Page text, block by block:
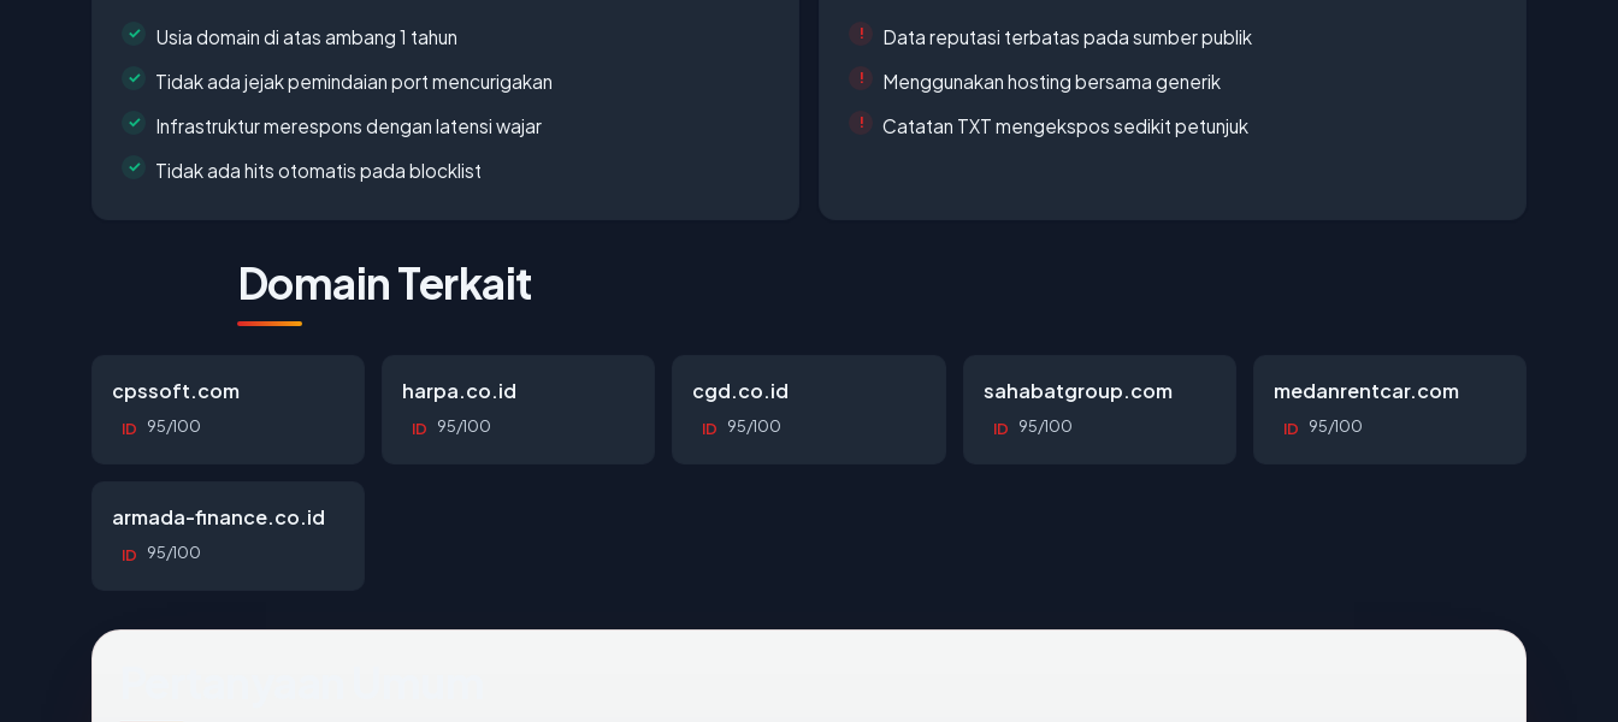
Usia domain di atas ambang 1 tahun
Tidak ada jejak pemindaian port mencurigakan
Infrastruktur merespons dengan latensi wajar
Tidak ada hits otomatis pada blocklist
Data reputasi terbatas pada sumber publik
Menggunakan hosting bersama generik
Catatan TXT mengekspos sedikit petunjuk
Domain Terkait
cpssoft.com
ID 95/100
harpa.co.id
ID 95/100
cgd.co.id
ID 95/100
sahabatgroup.com
ID 95/100
medanrentcar.com
ID 95/100
armada-finance.co.id
ID 95/100